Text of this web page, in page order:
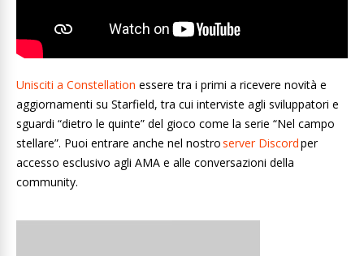
Unisciti a Constellation essere tra i primi a ricevere novità e
aggiornamenti su Starfield, tra cui interviste agli sviluppatori e
sguardi “dietro le quinte” del gioco come la serie “Nel campo
stellare”. Puoi entrare anche nel nostroserver Discordper
accesso esclusivo agli AMA e alle conversazioni della
community.